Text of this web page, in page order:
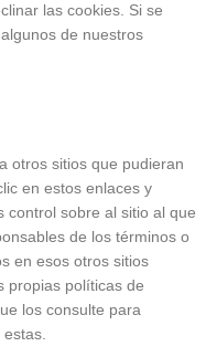
las cookies. Si se
de nuestros
otros sitios que pudieran
en estos enlaces y
control sobre al sitio al que
de los términos o
en esos otros sitios
propias políticas de
los consulte para